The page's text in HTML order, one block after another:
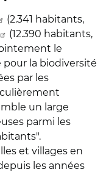
(2.341 habitants,
(12.390 habitants,
le
la biodiversité
par les
un large
parmi les
et villages en
les années